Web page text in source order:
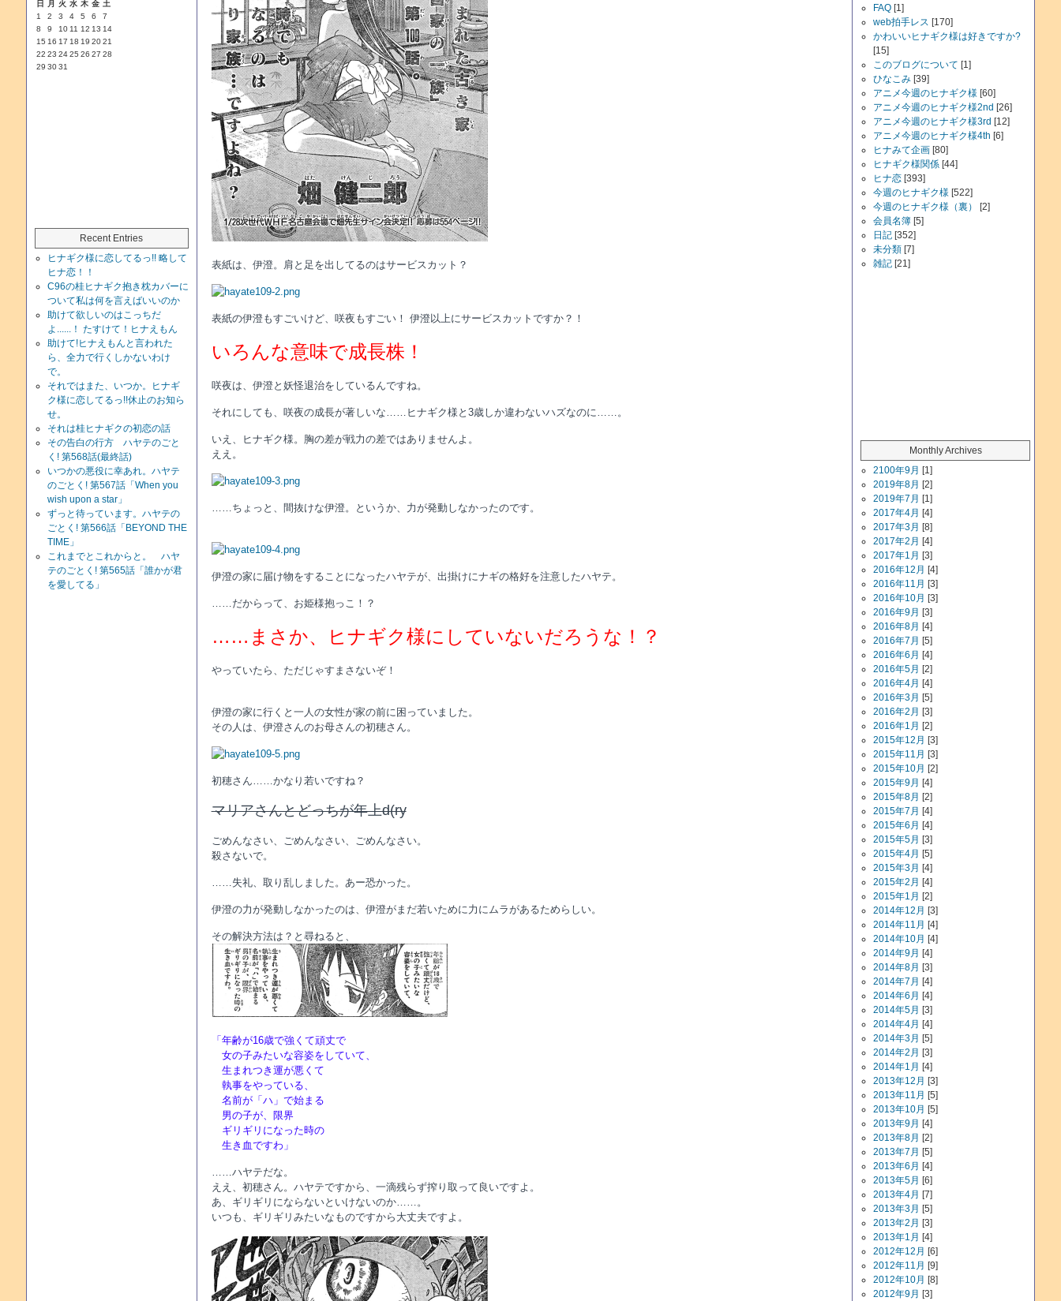
日 月 火 水 木 金 土
1
2 3 4 5 6
7
8
9 10 11 12 13 14
15 16 17 18 19 20 21
22 23 24 25 26 27 28
29 30 31
Recent Entries
ヒナギク様に恋してるっ!! 略して
ヒナ恋！！
C96の桂ヒナギク抱き枕カバーに
ついて私は何を言えばいいのか
助けて欲しいのはこっちだ
よ......！ たすけて！ヒナえもん
助けて!ヒナえもんと言われた
ら、全力で行くしかないわけ
で。
それではまた、いつか。ヒナギ
ク様に恋してるっ!!休止のお知ら
せ。
それは桂ヒナギクの初恋の話
その告白の行方 ハヤテのごと
く! 第568話(最終話)
いつかの悪役に幸あれ。ハヤテ
のごとく! 第567話「When you
wish upon a star」
ずっと待っています。ハヤテの
ごとく! 第566話「BEYOND THE
TIME」
これまでとこれからと。 ハヤ
テのごとく! 第565話「誰かが君
を愛してる」
表紙は、伊澄。肩と足を出してるのはサービスカット？
表紙の伊澄もすごいけど、咲夜もすごい！ 伊澄以上にサービスカットですか？！
いろんな意味で成長株！
咲夜は、伊澄と妖怪退治をしているんですね。
それにしても、咲夜の成長が著しいな……ヒナギク様と3歳しか違わないハズなのに……。
いえ、ヒナギク様。胸の差が戦力の差ではありませんよ。
ええ。
……ちょっと、間抜けな伊澄。というか、力が発動しなかったのです。
伊澄の家に届け物をすることになったハヤテが、出掛けにナギの格好を注意したハヤテ。
……だからって、お姫様抱っこ！？
……まさか、ヒナギク様にしていないだろうな！？
やっていたら、ただじゃすまさないぞ！
伊澄の家に行くと一人の女性が家の前に困っていました。
その人は、伊澄さんのお母さんの初穂さん。
初穂さん……かなり若いですね？
マリアさんとどっちが年上d(ry
ごめんなさい、ごめんなさい、ごめんなさい。
殺さないで。
……失礼、取り乱しました。あー恐かった。
伊澄の力が発動しなかったのは、伊澄がまだ若いために力にムラがあるためらしい。
その解決方法は？と尋ねると、
「年齢が16歳で強くて頑丈で
女の子みたいな容姿をしていて、
生まれつき運が悪くて
執事をやっている、
名前が「ハ」で始まる
男の子が、限界
ギリギリになった時の
生き血ですわ」
……ハヤテだな。
ええ、初穂さん。ハヤテですから、一滴残らず搾り取って良いですよ。
あ、ギリギリにならないといけないのか……。
いつも、ギリギリみたいなものですから大丈夫ですよ。
FAQ [1]
web拍手レス [170]
かわいいヒナギク様は好きですか?
[15]
このブログについて [1]
ひなこみ [39]
アニメ今週のヒナギク様 [60]
アニメ今週のヒナギク様2nd [26]
アニメ今週のヒナギク様3rd [12]
アニメ今週のヒナギク様4th [6]
ヒナみて企画 [80]
ヒナギク様関係 [44]
ヒナ恋 [393]
今週のヒナギク様 [522]
今週のヒナギク様（裏）
[2]
会員名簿 [5]
日記 [352]
未分類 [7]
雑記 [21]
Monthly Archives
2100年9月 [1]
2019年8月 [2]
2019年7月 [1]
2017年4月 [4]
2017年3月 [8]
2017年2月 [4]
2017年1月 [3]
2016年12月 [4]
2016年11月 [3]
2016年10月 [3]
2016年9月 [3]
2016年8月 [4]
2016年7月 [5]
2016年6月 [4]
2016年5月 [2]
2016年4月 [4]
2016年3月 [5]
2016年2月 [3]
2016年1月 [2]
2015年12月 [3]
2015年11月 [3]
2015年10月 [2]
2015年9月 [4]
2015年8月 [2]
2015年7月 [4]
2015年6月 [4]
2015年5月 [3]
2015年4月 [5]
2015年3月 [4]
2015年2月 [4]
2015年1月 [2]
2014年12月 [3]
2014年11月 [4]
2014年10月 [4]
2014年9月 [4]
2014年8月 [3]
2014年7月 [4]
2014年6月 [4]
2014年5月 [3]
2014年4月 [4]
2014年3月 [5]
2014年2月 [3]
2014年1月 [4]
2013年12月 [3]
2013年11月 [5]
2013年10月 [5]
2013年9月 [4]
2013年8月 [2]
2013年7月 [5]
2013年6月 [4]
2013年5月 [6]
2013年4月 [7]
2013年3月 [5]
2013年2月 [3]
2013年1月 [4]
2012年12月 [6]
2012年11月 [9]
2012年10月 [8]
2012年9月 [3]